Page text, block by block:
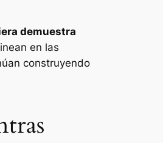
demuestra
en las
construyendo